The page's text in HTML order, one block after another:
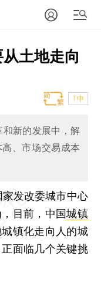
土地走向
T中
新的发展中，解
、市场交易成本
家发改委城市中心
目前，中国城镇
镇化走向人的城
面临几个关键挑